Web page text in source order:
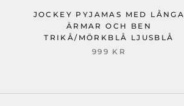
JOCKEY PYJAMAS MED LÅNGA
ÄRMAR OCH BEN
TRIKÅ/MÖRKBLÅ LJUSBLÅ
999 KR